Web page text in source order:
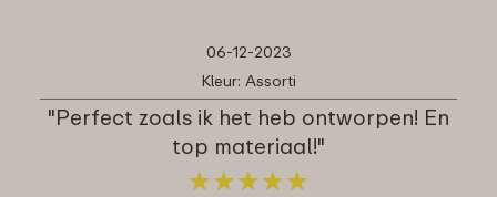
06-12-2023
Kleur: Assorti
"Perfect zoals ik het heb ontworpen! En
top materiaal!"
★★★★★
★★★★★